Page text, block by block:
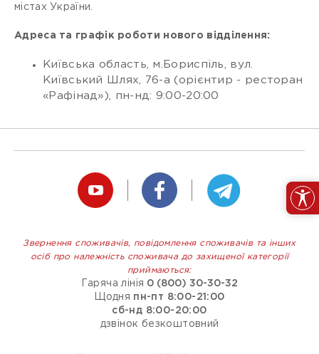
містах України.
Адреса та графік роботи нового відділення:
Київська область, м.Бориспіль, вул.
Київський Шлях, 76-а (орієнтир - ресторан
«Рафінад»), пн-нд: 9:00-20:00
Звернення споживачів, повідомлення споживачів та інших
осіб про належність споживача до захищеної категорії
приймаються:
Гаряча лінія 0 (800) 30-30-32
Щодня пн-пт 8:00-21:00
сб-нд 8:00-20:00
дзвінок безкоштовний